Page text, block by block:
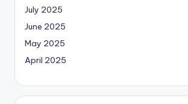
July 2025
June 2025
May 2025
April 2025